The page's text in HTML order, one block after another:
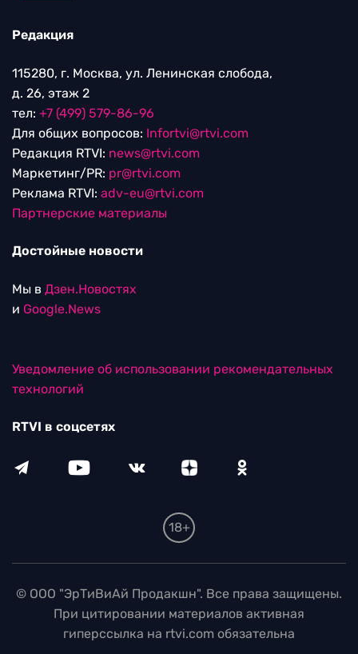
Редакция
115280, г. Москва, ул. Ленинская слобода,
д. 26, этаж 2
тел: +7 (499) 579-86-96
Для общих вопросов: Infortvi@rtvi.com
Редакция RTVI: news@rtvi.com
Маркетинг/PR: pr@rtvi.com
Реклама RTVI: adv-eu@rtvi.com
Партнерские материалы
Достойные новости
Мы в Дзен.Новостях
и Google.News
Уведомление об использовании рекомендательных
технологий
RTVI в соцсетях
18+
© ООО "ЭрТиВиАй Продакшн". Все права защищены.
При цитировании материалов активная
гиперссылка на rtvi.com обязательна